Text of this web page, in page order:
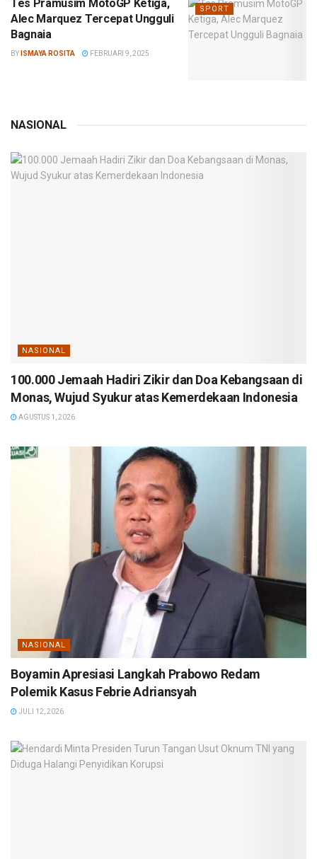
SPORT
Tes Pramusim MotoGP Ketiga,
Alec Marquez Tercepat Ungguli
Bagnaia
BY ISMAYA ROSITA FEBRUARI 9, 2025
NASIONAL
NASIONAL
100.000 Jemaah Hadiri Zikir dan Doa Kebangsaan di
Monas, Wujud Syukur atas Kemerdekaan Indonesia
AGUSTUS 1, 2026
NASIONAL
Boyamin Apresiasi Langkah Prabowo Redam
Polemik Kasus Febrie Adriansyah
JULI 12, 2026